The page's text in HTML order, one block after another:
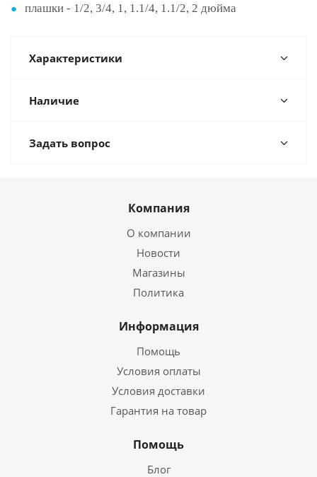
плашки - 1/2, 3/4, 1, 1.1/4, 1.1/2, 2 дюйма
Характеристики
Наличие
Задать вопрос
Компания
О компании
Новости
Магазины
Политика
Информация
Помощь
Условия оплаты
Условия доставки
Гарантия на товар
Помощь
Блог